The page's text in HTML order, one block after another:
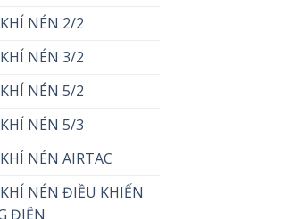
NÉN 2/2
NÉN 3/2
NÉN 5/2
NÉN 5/3
NÉN AIRTAC
NÉN ĐIỀU KHIỂN
ĐIỆN